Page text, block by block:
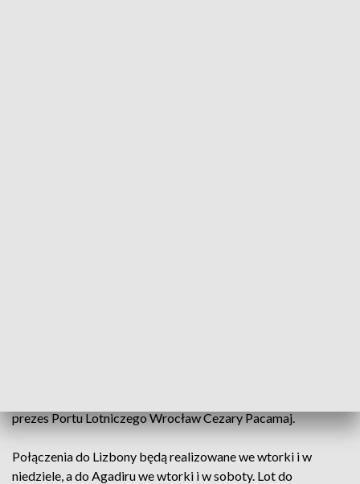
prezes Portu Lotniczego Wrocław Cezary Pacamaj.
Połączenia do Lizbony będą realizowane we wtorki i w
niedziele, a do Agadiru we wtorki i w soboty. Lot do